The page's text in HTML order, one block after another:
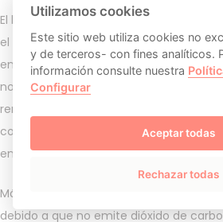
El hidrógeno será clave para lograr los
el Pacto Verde Europeo y la transición
energías limpias. El hidrógeno tiene
no energéticos, desde el
renovables hasta el transporte pesado
como energía o materia prima para la
energía, como en los sectores del
Más importante aún, el hidrógeno es
debido a que no emite dióxido de
Utilizamos cookies
Este sitio web utiliza cookies no
y de terceros- con fines analíticos.
información consulte nuestra
Configurar
Aceptar todas
Rechazar todas